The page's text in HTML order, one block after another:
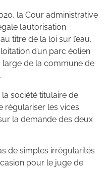
la Cour administrative
l’autorisation
titre de la loi sur l’eau,
d’un parc éolien
de la commune de
société titulaire de
régulariser les vices
la demande des deux
de simples irrégularités
pour le juge de